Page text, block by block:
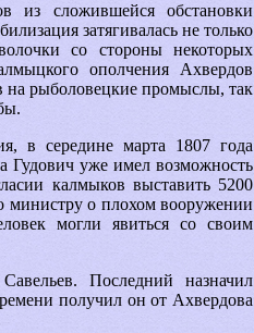
из сложившейся обстановки
затягивалась не только
со стороны некоторых
ополчения Ахвердов
на рыболовецкие промыслы, так
в середине марта 1807 года
Гудович уже имел возможность
калмыков выставить 5200
министру о плохом вооружении
могли явиться со своим
Последний назначил
получил он от Ахвердова